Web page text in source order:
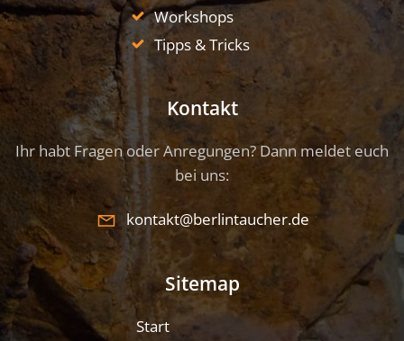
Workshops
Tipps & Tricks
Kontakt
Ihr habt Fragen oder Anregungen? Dann meldet euch
bei uns:
kontakt@berlintaucher.de
Sitemap
Start